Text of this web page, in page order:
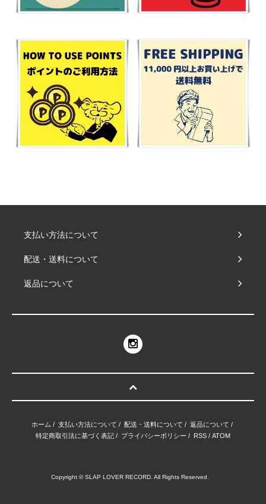
支払い方法について
配送・送料について
返品について
ホーム / 支払い方法について / 配送・送料について / 返品について /
特定商取引法に基づく表記 / プライバシーポリシー / RSS / ATOM
Copyright © SLAP LOVER RECORD. All Rights Reserved.